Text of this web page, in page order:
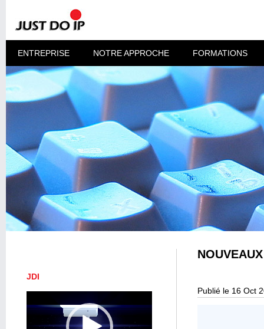
ENTREPRISE NOTRE APPROCHE FORMATIONS
JDI
vidéo
Publié le 16 Oct